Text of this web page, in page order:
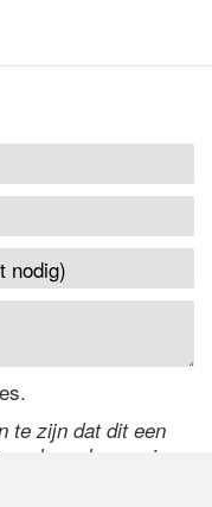
te zijn dat dit een
code over in